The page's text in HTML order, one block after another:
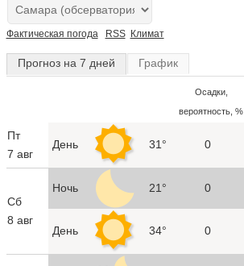
Фактическая погода RSS Климат
Прогноз на 7 дней График
Осадки,
вероятность, %
Пт
7 авг
День 31° 0
Сб
8 авг
Ночь 21° 0
День 34° 0